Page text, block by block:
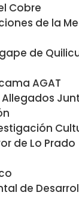
Cobre
de la
de
AGAT
de Lo Prado
de